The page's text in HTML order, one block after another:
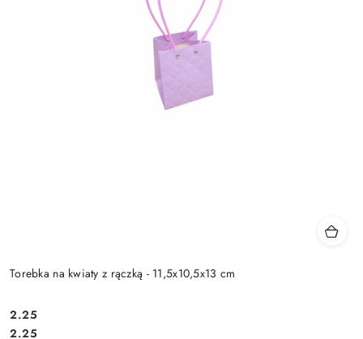
Torebka na kwiaty z rączką - 11,5x10,5x13 cm
Cena:
2.25
Cena:
2.25